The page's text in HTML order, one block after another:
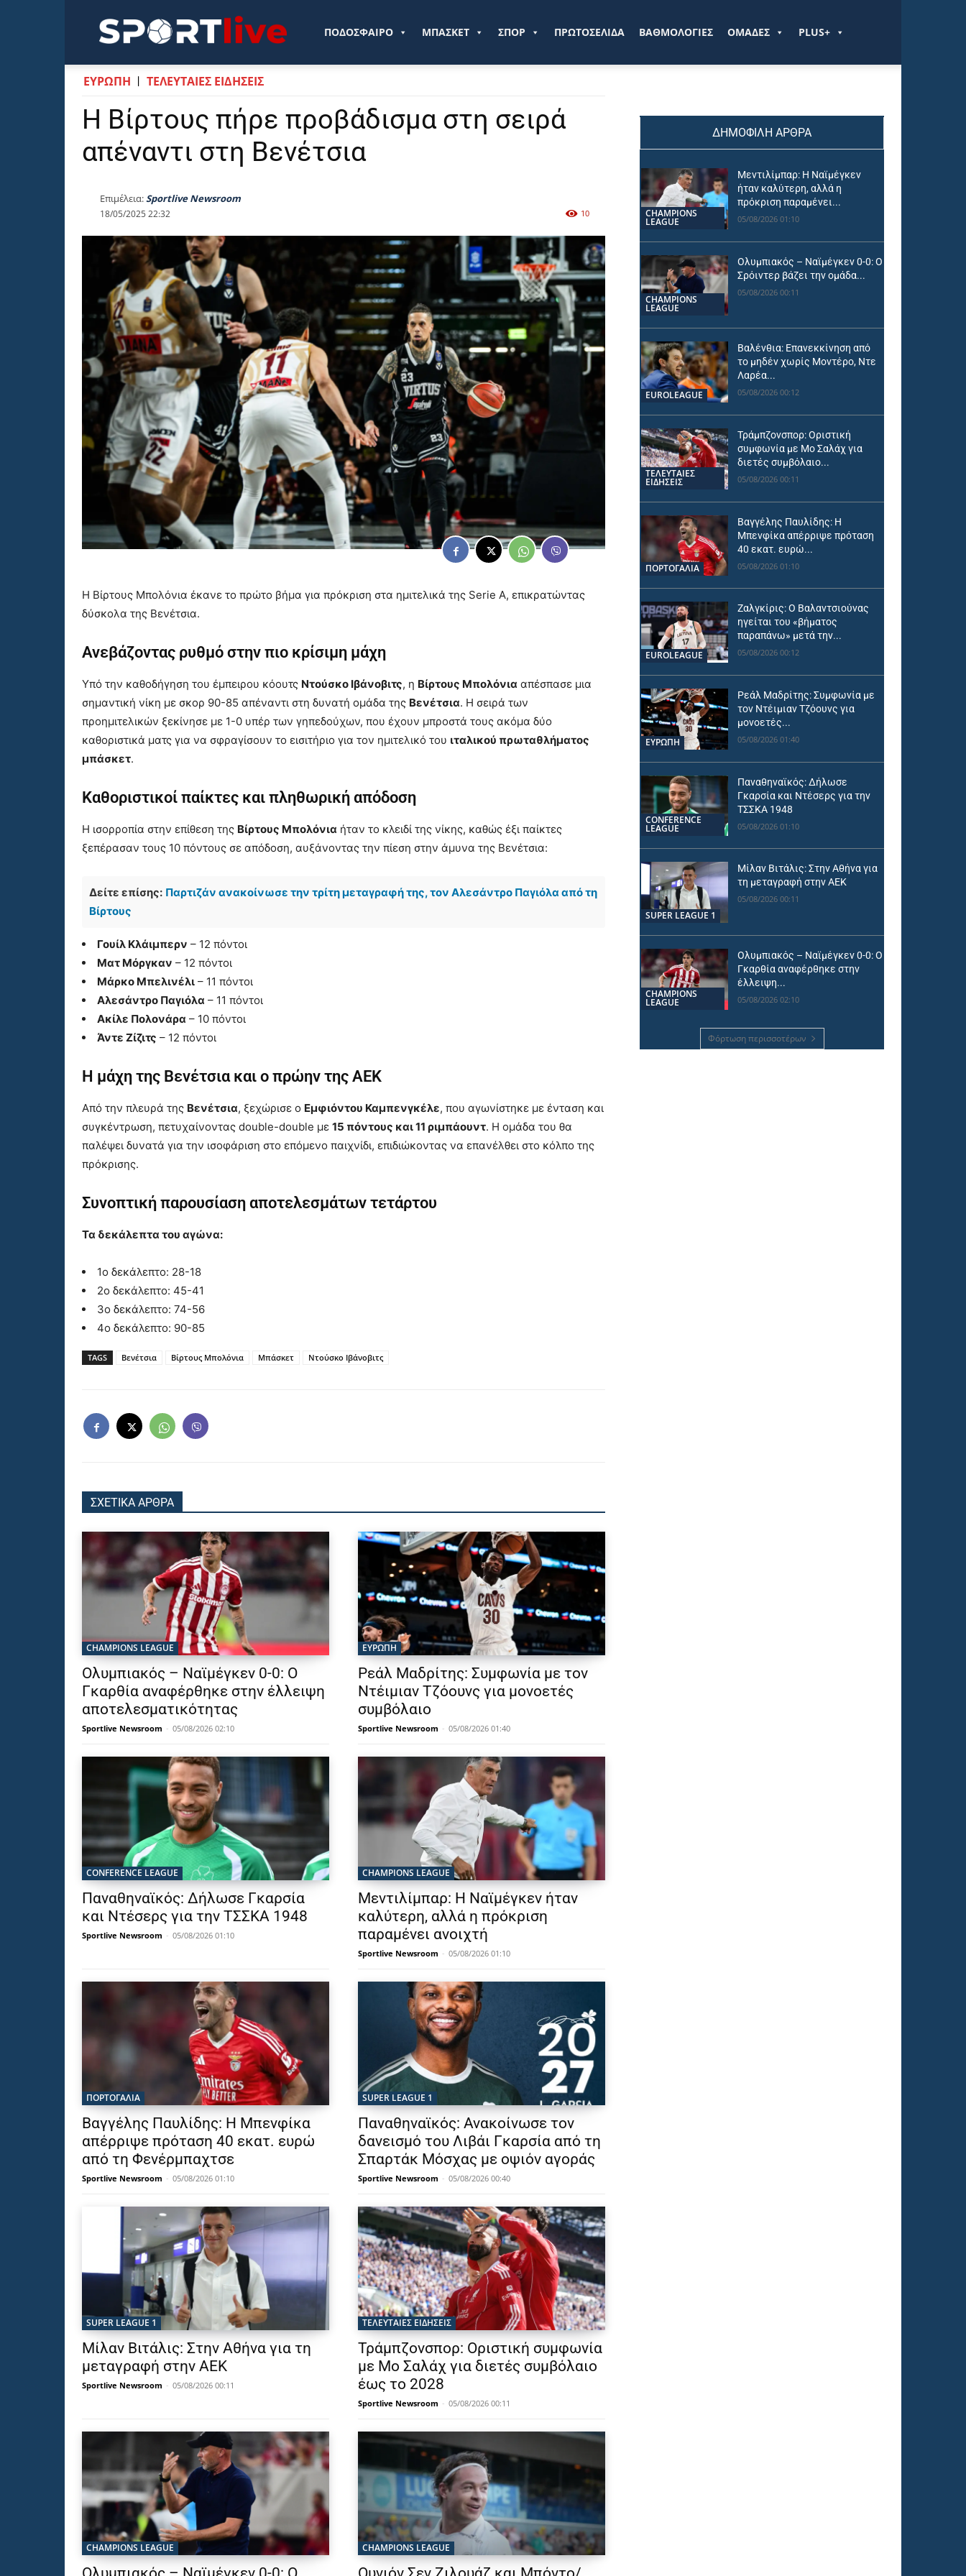
Sportlive.grΠΟΔΟΣΦΑΙΡΟ ΜΠΑΣΚΕΤ ΣΠΟΡ ΠΡΩΤΟΣΕΛΙΔΑ ΒΑΘΜΟΛΟΓΙΕΣ ΟΜΑΔΕΣ PLUS+
ΕΥΡΩΠΗ ΤΕΛΕΥΤΑΙΕΣ ΕΙΔΗΣΕΙΣ
Η Βίρτους πήρε προβάδισμα στη σειρά
απέναντι στη Βενέτσια
Επιμέλεια:Sportlive Newsroom
18/05/2025 22:32 10
Η Βίρτους Μπολόνια έκανε το πρώτο βήμα για πρόκριση στα ημιτελικά της Serie A, επικρατώντας
δύσκολα της Βενέτσια.
Ανεβάζοντας ρυθμό στην πιο κρίσιμη μάχη
Υπό την καθοδήγηση του έμπειρου κόουτς Ντούσκο Ιβάνοβιτς, η Βίρτους Μπολόνια απέσπασε μια
σημαντική νίκη με σκορ 90-85 απέναντι στη δυνατή ομάδα της Βενέτσια. Η σειρά των
προημιτελικών ξεκίνησε με 1-0 υπέρ των γηπεδούχων, που έχουν μπροστά τους ακόμα δύο
καθοριστικά ματς για να σφραγίσουν το εισιτήριο για τον ημιτελικό του ιταλικού πρωταθλήματος
μπάσκετ.
Καθοριστικοί παίκτες και πληθωρική απόδοση
Η ισορροπία στην επίθεση της Βίρτους Μπολόνια ήταν το κλειδί της νίκης, καθώς έξι παίκτες
ξεπέρασαν τους 10 πόντους σε απόδοση, αυξάνοντας την πίεση στην άμυνα της Βενέτσια:
Δείτε επίσης: Παρτιζάν ανακοίνωσε την τρίτη μεταγραφή της, τον Αλεσάντρο Παγιόλα από τη
Βίρτους
Γουίλ Κλάιμπερν – 12 πόντοι
Ματ Μόργκαν – 12 πόντοι
Μάρκο Μπελινέλι – 11 πόντοι
Αλεσάντρο Παγιόλα – 11 πόντοι
Ακίλε Πολονάρα – 10 πόντοι
Άντε Ζίζιτς – 12 πόντοι
Η μάχη της Βενέτσια και ο πρώην της ΑΕΚ
Από την πλευρά της Βενέτσια, ξεχώρισε ο Εμφιόντου Καμπενγκέλε, που αγωνίστηκε με ένταση και
συγκέντρωση, πετυχαίνοντας double-double με 15 πόντους και 11 ριμπάουντ. Η ομάδα του θα
παλέψει δυνατά για την ισοφάριση στο επόμενο παιχνίδι, επιδιώκοντας να επανέλθει στο κόλπο της
πρόκρισης.
Συνοπτική παρουσίαση αποτελεσμάτων τετάρτου
Τα δεκάλεπτα του αγώνα:
1ο δεκάλεπτο: 28-18
2ο δεκάλεπτο: 45-41
3ο δεκάλεπτο: 74-56
4ο δεκάλεπτο: 90-85
TAGS Βενέτσια Βίρτους Μπολόνια Μπάσκετ Ντούσκο Ιβάνοβιτς
ΣΧΕΤΙΚΑ ΑΡΘΡΑ
CHAMPIONS LEAGUE
Ολυμπιακός – Ναϊμέγκεν 0-0: Ο
Γκαρθία αναφέρθηκε στην έλλειψη
αποτελεσματικότητας
Sportlive Newsroom - 05/08/2026 02:10
ΕΥΡΩΠΗ
Ρεάλ Μαδρίτης: Συμφωνία με τον
Ντέιμιαν Τζόουνς για μονοετές
συμβόλαιο
Sportlive Newsroom - 05/08/2026 01:40
CONFERENCE LEAGUE
Παναθηναϊκός: Δήλωσε Γκαρσία
και Ντέσερς για την ΤΣΣΚΑ 1948
Sportlive Newsroom - 05/08/2026 01:10
CHAMPIONS LEAGUE
Μεντιλίμπαρ: Η Ναϊμέγκεν ήταν
καλύτερη, αλλά η πρόκριση
παραμένει ανοιχτή
Sportlive Newsroom - 05/08/2026 01:10
ΠΟΡΤΟΓΑΛΙΑ
Βαγγέλης Παυλίδης: Η Μπενφίκα
απέρριψε πρόταση 40 εκατ. ευρώ
από τη Φενέρμπαχτσε
Sportlive Newsroom - 05/08/2026 01:10
SUPER LEAGUE 1
Παναθηναϊκός: Ανακοίνωσε τον
δανεισμό του Λιβάι Γκαρσία από τη
Σπαρτάκ Μόσχας με οψιόν αγοράς
Sportlive Newsroom - 05/08/2026 00:40
SUPER LEAGUE 1
Μίλαν Βιτάλις: Στην Αθήνα για τη
μεταγραφή στην ΑΕΚ
Sportlive Newsroom - 05/08/2026 00:11
ΤΕΛΕΥΤΑΙΕΣ ΕΙΔΗΣΕΙΣ
Τράμπζονσπορ: Οριστική συμφωνία
με Μο Σαλάχ για διετές συμβόλαιο
έως το 2028
Sportlive Newsroom - 05/08/2026 00:11
CHAMPIONS LEAGUE CHAMPIONS LEAGUE
ΔΗΜΟΦΙΛΗ ΑΡΘΡΑ
CHAMPIONS
LEAGUE
Μεντιλίμπαρ: Η Ναϊμέγκεν
ήταν καλύτερη, αλλά η
πρόκριση παραμένει...
05/08/2026 01:10
CHAMPIONS
LEAGUE
Ολυμπιακός – Ναϊμέγκεν 0-0: Ο
Σρόιντερ βάζει την ομάδα...
05/08/2026 00:11
EUROLEAGUE
Βαλένθια: Επανεκκίνηση από
το μηδέν χωρίς Μοντέρο, Ντε
Λαρέα...
05/08/2026 00:12
ΤΕΛΕΥΤΑΙΕΣ
ΕΙΔΗΣΕΙΣ
Τράμπζονσπορ: Οριστική
συμφωνία με Μο Σαλάχ για
διετές συμβόλαιο...
05/08/2026 00:11
ΠΟΡΤΟΓΑΛΙΑ
Βαγγέλης Παυλίδης: Η
Μπενφίκα απέρριψε πρόταση
40 εκατ. ευρώ...
05/08/2026 01:10
EUROLEAGUE
Ζαλγκίρις: Ο Βαλαντσιούνας
ηγείται του «βήματος
παραπάνω» μετά την...
05/08/2026 00:12
ΕΥΡΩΠΗ
Ρεάλ Μαδρίτης: Συμφωνία με
τον Ντέιμιαν Τζόουνς για
μονοετές...
05/08/2026 01:40
CONFERENCE
LEAGUE
Παναθηναϊκός: Δήλωσε
Γκαρσία και Ντέσερς για την
ΤΣΣΚΑ 1948
05/08/2026 01:10
SUPER LEAGUE 1
Μίλαν Βιτάλις: Στην Αθήνα για
τη μεταγραφή στην ΑΕΚ
05/08/2026 00:11
CHAMPIONS
LEAGUE
Ολυμπιακός – Ναϊμέγκεν 0-0: Ο
Γκαρθία αναφέρθηκε στην
έλλειψη...
05/08/2026 02:10
Φόρτωση περισσοτέρων